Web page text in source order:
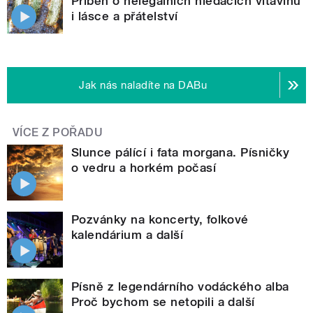
i lásce a přátelství
Jak nás naladíte na DABu
VÍCE Z POŘADU
Slunce pálící i fata morgana. Písničky
o vedru a horkém počasí
Pozvánky na koncerty, folkové
kalendárium a další
Písně z legendárního vodáckého alba
Proč bychom se netopili a další